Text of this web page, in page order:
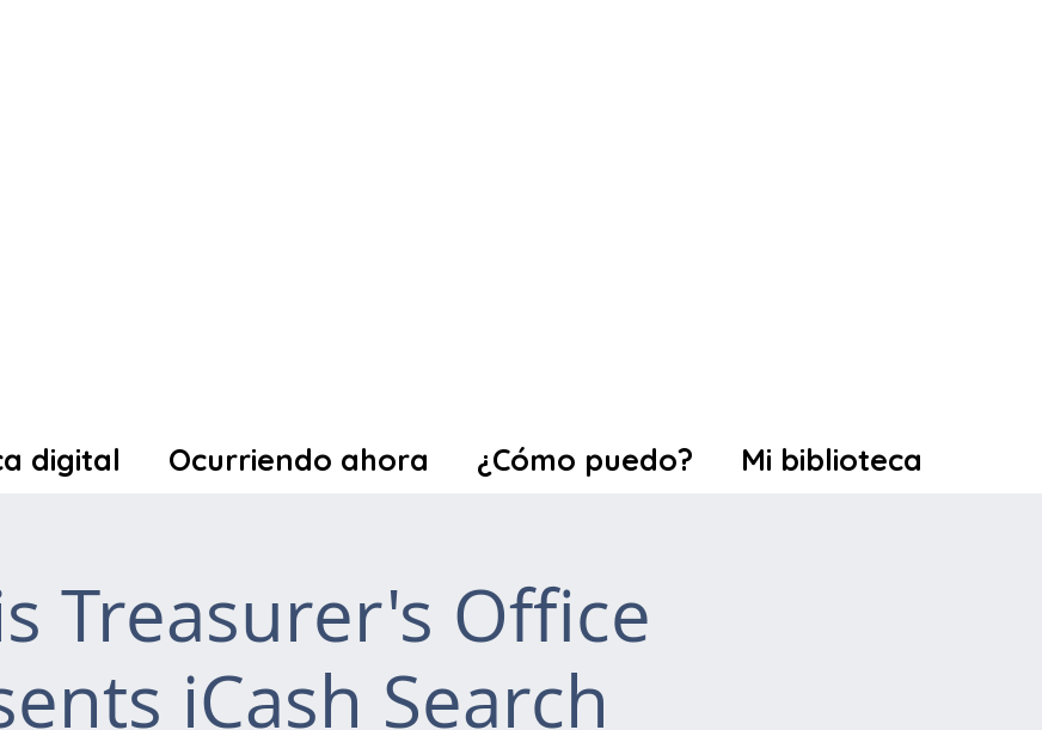
digital Ocurriendo ahora ¿Cómo puedo? Mi biblioteca
Treasurer's Office
iCash Search